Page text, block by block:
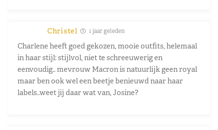
Christel 1 jaar geleden
Charlene heeft goed gekozen, mooie outfits, helemaal
in haar stijl: stijlvol, niet te schreeuwerig en
eenvoudig.. mevrouw Macron is natuurlijk geen royal
maar ben ook wel een beetje benieuwd naar haar
labels..weet jij daar wat van, Josine?